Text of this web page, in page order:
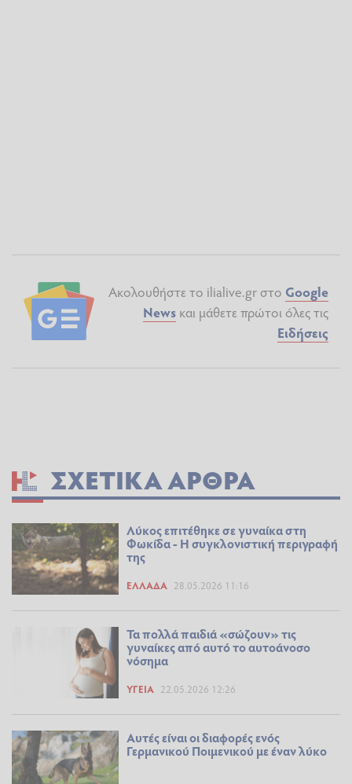
Ακολουθήστε το ilialive.gr στο Google
News και μάθετε πρώτοι όλες τις
Ειδήσεις
ΣΧΕΤΙΚΆ ΆΡΘΡΑ
Λύκος επιτέθηκε σε γυναίκα στη
Φωκίδα - Η συγκλονιστική περιγραφή
της
ΕΛΛΆΔΑ 28.05.2026 11:16
Τα πολλά παιδιά «σώζουν» τις
γυναίκες από αυτό το αυτοάνοσο
νόσημα
ΥΓΕΊΑ 22.05.2026 12:26
Αυτές είναι οι διαφορές ενός
Γερμανικού Ποιμενικού με έναν λύκο